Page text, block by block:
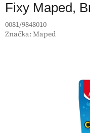
Fixy Maped,
0081/9848010
Značka: Maped